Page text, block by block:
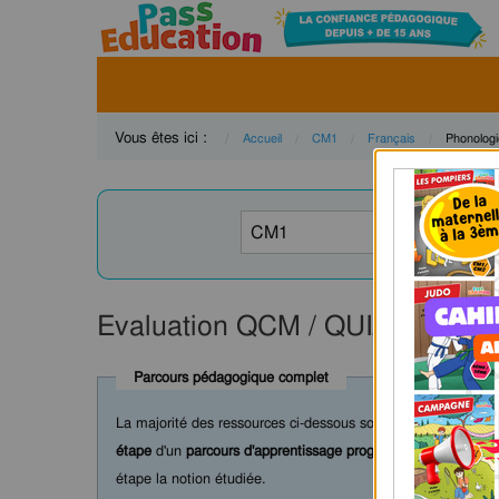
Vous êtes ici : Accueil CM1 Français Current:
Evaluation QCM / QUIZ -
Parcours pédagogique complet
La majorité des ressources ci-dessous sont intégrées dans
étape d'un parcours d'apprentissage progressif
comprenant
étape la notion étudiée.